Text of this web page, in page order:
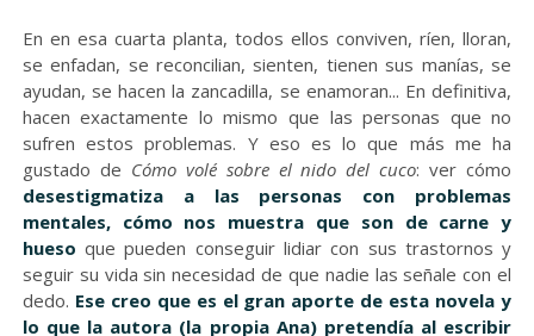
En en esa cuarta planta, todos ellos conviven, ríen, lloran,
se enfadan, se reconcilian, sienten, tienen sus manías, se
ayudan, se hacen la zancadilla, se enamoran... En definitiva,
hacen exactamente lo mismo que las personas que no
sufren estos problemas. Y eso es lo que más me ha
gustado de Cómo volé sobre el nido del cuco: ver cómo
desestigmatiza a las personas con problemas
mentales, cómo nos muestra que son de carne y
huesoque pueden conseguir lidiar con sus trastornos y
seguir su vida sin necesidad de que nadie las señale con el
dedo. Ese creo que es el gran aporte de esta novela y
lo que la autora (la propia Ana) pretendía al escribir